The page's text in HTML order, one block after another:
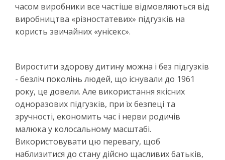
часом виробники все частіше відмовляються від
виробництва «різностатевих» підгузків на
користь звичайних «унісекс».
Виростити здорову дитину можна і без підгузків
- безліч поколінь людей, що існували до 1961
року, це довели. Але використання якісних
одноразових підгузків, при їх безпеці та
зручності, економить час і нерви родичів
малюка у колосальному масштабі.
Використовувати цю перевагу, щоб
наблизитися до стану дійсно щасливих батьків,